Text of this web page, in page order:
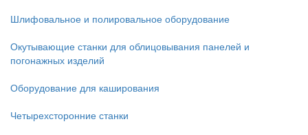
Шлифовальное и полировальное оборудование
Окутывающие станки для облицовывания панелей и
погонажных изделий
Оборудование для каширования
Четырехсторонние станки